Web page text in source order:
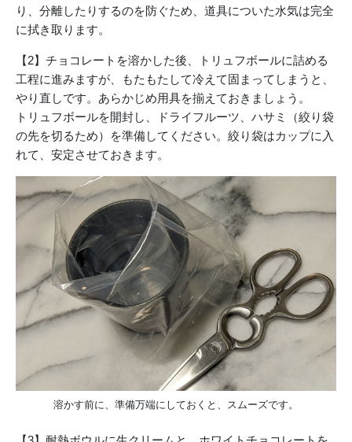
り、分離したりするのを防ぐため、道具についた水気は完全
に拭き取ります。
【2】チョコレートを溶かした後、トリュフボールに詰める
工程に進みますが、もたもたして冷えて固まってしまうと、
やり直しです。あらかじめ用具を揃えておきましょう。
トリュフボールを開封し、ドライフルーツ、ハサミ（絞り袋
の先を切るため）を準備してください。絞り袋はカップに入
れて、安定させておきます。
溶かす前に、準備万端にしておくと、スムーズです。